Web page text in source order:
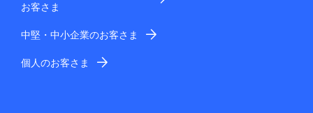
お客さま
中堅・中小企業のお客さま
個人のお客さま